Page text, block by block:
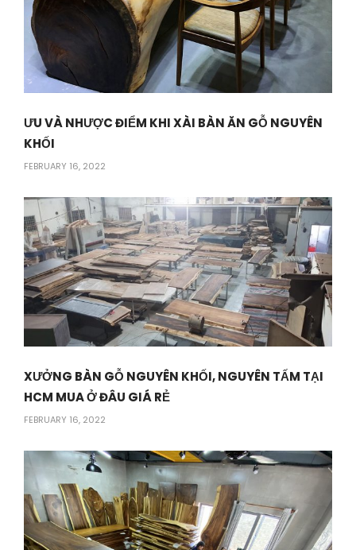
ƯU VÀ NHƯỢC ĐIỂM KHI XÀI BÀN ĂN GỖ NGUYÊN
KHỐI
FEBRUARY 16, 2022
XƯỞNG BÀN GỖ NGUYÊN KHỐI, NGUYÊN TẤM TẠI
HCM MUA Ở ĐÂU GIÁ RẺ
FEBRUARY 16, 2022